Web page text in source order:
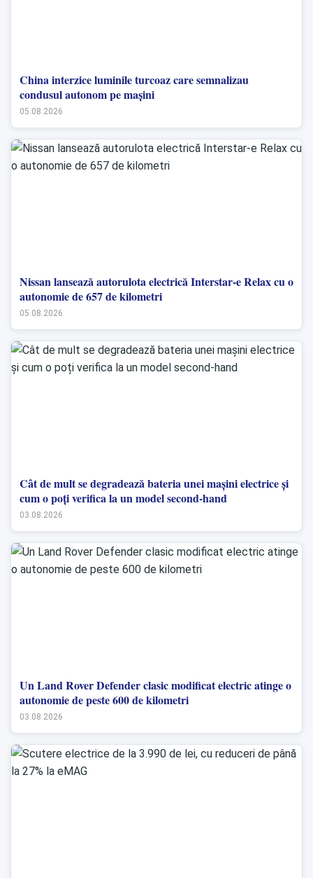
China interzice luminile turcoaz care semnalizau
condusul autonom pe mașini
05.08.2026
Nissan lansează autorulota electrică Interstar-e Relax cu o
autonomie de 657 de kilometri
05.08.2026
Cât de mult se degradează bateria unei mașini electrice și
cum o poți verifica la un model second-hand
03.08.2026
Un Land Rover Defender clasic modificat electric atinge o
autonomie de peste 600 de kilometri
03.08.2026